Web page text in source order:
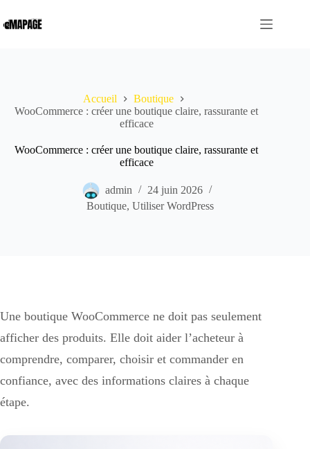
au
contenu
Accueil
Boutique
WooCommerce : créer une boutique claire, rassurante et
efficace
WooCommerce : créer une boutique claire, rassurante et
efficace
admin
24 juin 2026
Boutique,Utiliser WordPress
Une boutique WooCommerce ne doit pas seulement
afficher des produits. Elle doit aider l’acheteur à
comprendre, comparer, choisir et commander en
confiance, avec des informations claires à chaque
étape.